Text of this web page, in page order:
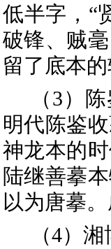
低半字，“
破锋、贼
留了底本
（3）
明代陈鉴
神龙本的
陆继善摹
以为唐摹
（4）